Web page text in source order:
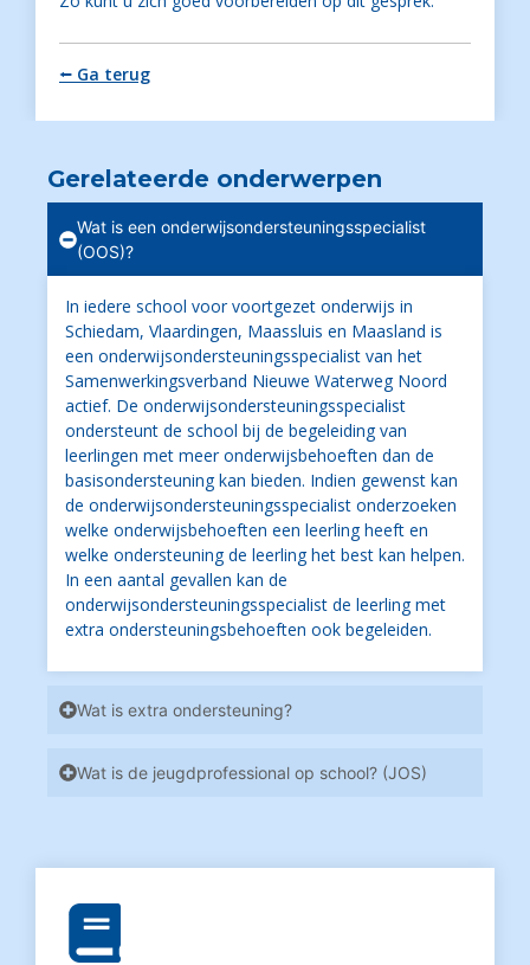
⭠ Ga terug
Gerelateerde onderwerpen
Wat is een onderwijsondersteuningsspecialist
(OOS)?
In iedere school voor voortgezet onderwijs in
Schiedam, Vlaardingen, Maassluis en Maasland is
een onderwijsondersteuningsspecialist van het
Samenwerkingsverband Nieuwe Waterweg Noord
actief. De onderwijsondersteuningsspecialist
ondersteunt de school bij de begeleiding van
leerlingen met meer onderwijsbehoeften dan de
basisondersteuning kan bieden. Indien gewenst kan
de onderwijsondersteuningsspecialist onderzoeken
welke onderwijsbehoeften een leerling heeft en
welke ondersteuning de leerling het best kan helpen.
In een aantal gevallen kan de
onderwijsondersteuningsspecialist de leerling met
extra ondersteuningsbehoeften ook begeleiden.
Wat is extra ondersteuning?
Wat is de jeugdprofessional op school? (JOS)